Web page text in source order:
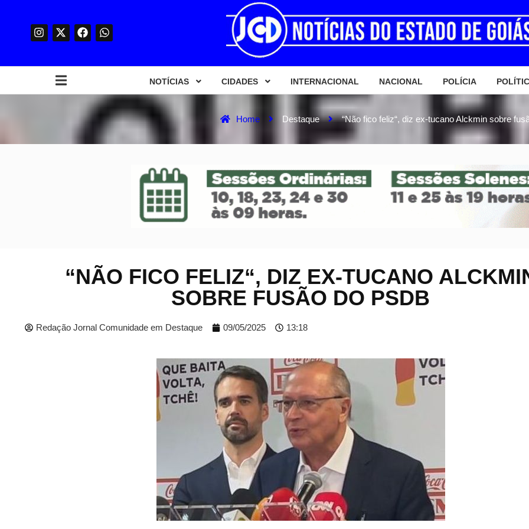
NOTÍCIAS CIDADES INTERNACIONAL NACIONAL POLÍCIA
Home Destaque “Não fico feliz“, diz ex-tucano Alckmin sobre
“NÃO FICO FELIZ“, DIZ EX-TUCANO
SOBRE FUSÃO DO PSDB
Redação Jornal Comunidade em Destaque 09/05/2025 13:18